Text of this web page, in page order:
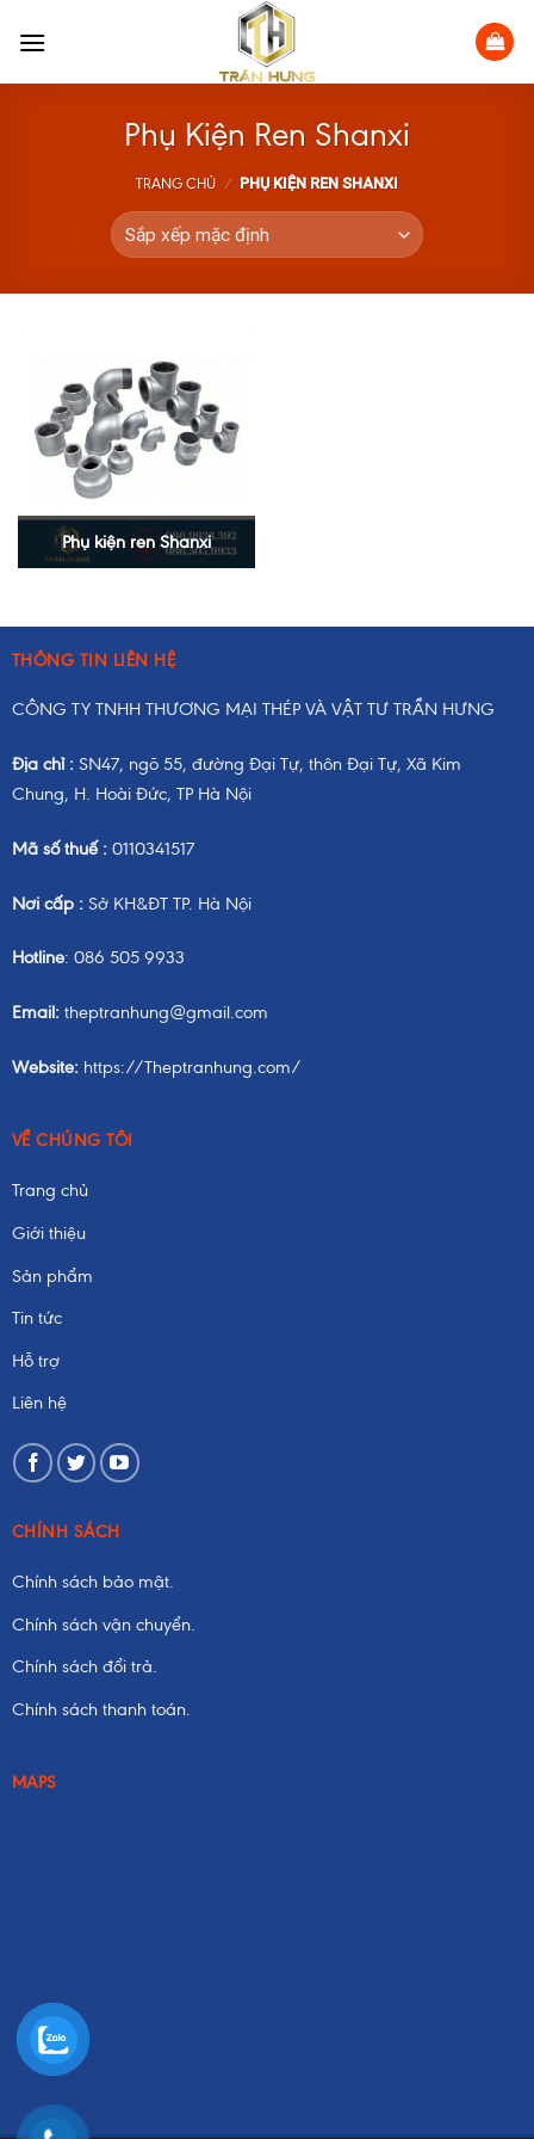
Phụ Kiện Ren Shanxi
TRANG CHỦ / PHỤ KIỆN REN SHANXI
Phụ kiện ren Shanxi
THÔNG TIN LIÊN HỆ
CÔNG TY TNHH THƯƠNG MẠI THÉP VÀ VẬT TƯ TRẦN HƯNG
Địa chỉ :SN47, ngõ 55, đường Đại Tự, thôn Đại Tự, Xã Kim
Chung, H. Hoài Đức, TP Hà Nội
Mã số thuế : 0110341517
Nơi cấp :Sở KH&ĐT TP. Hà Nội
Hotline: 086 505 9933
Email:theptranhung@gmail.com
Website:https://Theptranhung.com/
VỀ CHÚNG TÔI
Trang chủ
Giới thiệu
Sản phẩm
Tin tức
Hỗ trợ
Liên hệ
CHÍNH SÁCH
Chính sách bảo mật.
Chính sách vận chuyển.
Chính sách đổi trả.
Chính sách thanh toán.
MAPS